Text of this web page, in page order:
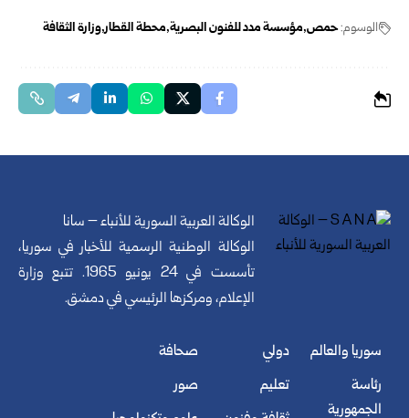
الوسوم:حمص مؤسسة مدد للفنون البصرية محطة القطار وزارة الثقافة
الوكالة العربية السورية للأنباء – سانا
الوكالة الوطنية الرسمية للأخبار في سوريا،
تأسست في 24 يونيو 1965. تتبع وزارة
الإعلام، ومركزها الرئيسي في دمشق.
سوريا والعالم
رئاسة
الجمهورية
دولي
تعليم
صحافة
صور